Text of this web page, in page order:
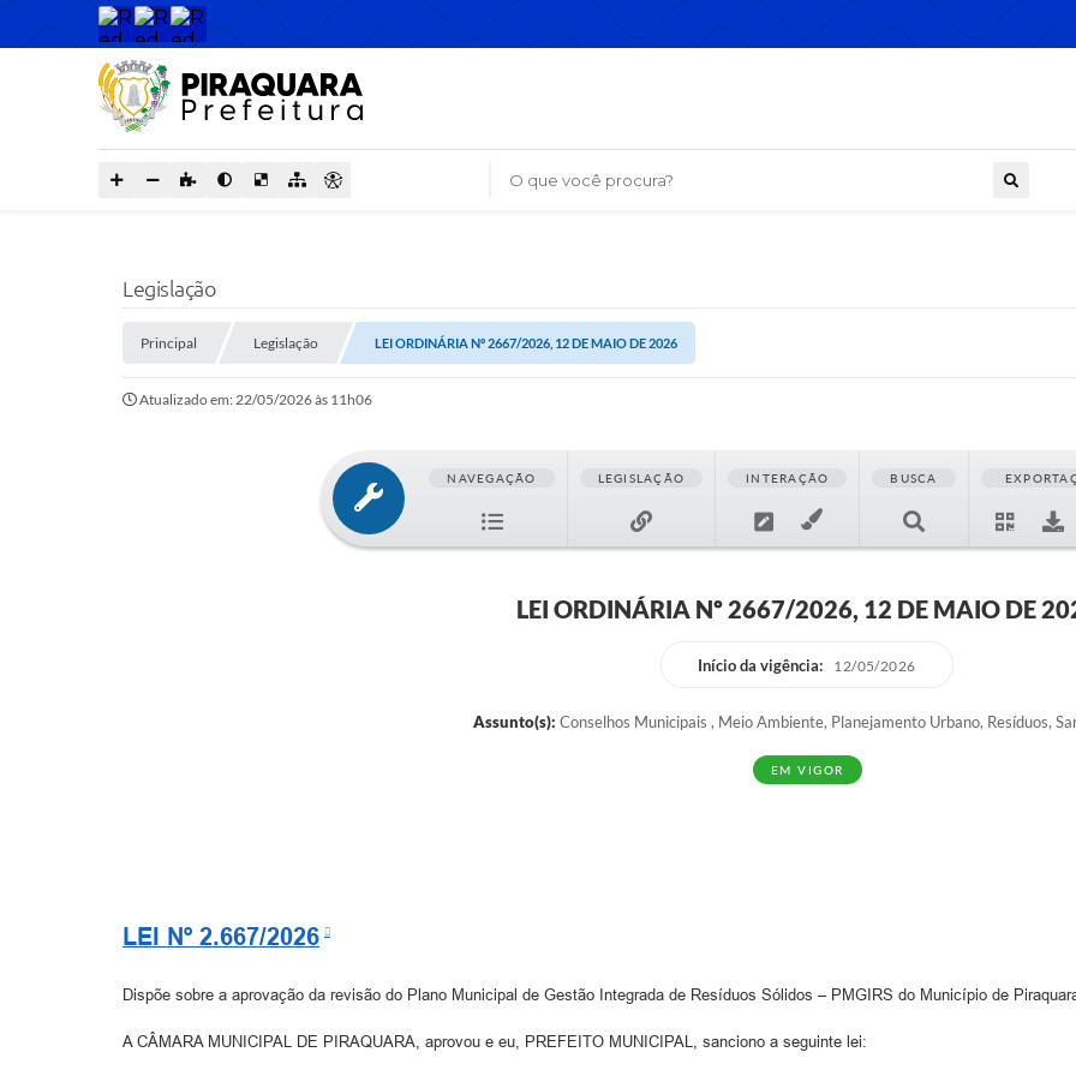
O que você procura?
Legislação
Principal Legislação LEI ORDINÁRIA Nº 2667/2026, 12 DE MAIO DE 2026
Atualizado em: 22/05/2026 às 11h06
NAVEGAÇÃO LEGISLAÇÃO INTERAÇÃO BUSCA
LEI ORDINÁRIA Nº 2667/2026, 12 DE MAIO DE
Início da vigência: 12/05/2026
Assunto(s): Conselhos Municipais , Meio Ambiente, Planejamento Urbano, Resíduos,
EM VIGOR
LEI Nº 2.667/2026
Dispõe sobre a aprovação da revisão do Plano Municipal de Gestão Integrada de Resíduos Sólidos – PMGIRS do Município de
A CÂMARA MUNICIPAL DE PIRAQUARA, aprovou e eu, PREFEITO MUNICIPAL, sanciono a seguinte lei: